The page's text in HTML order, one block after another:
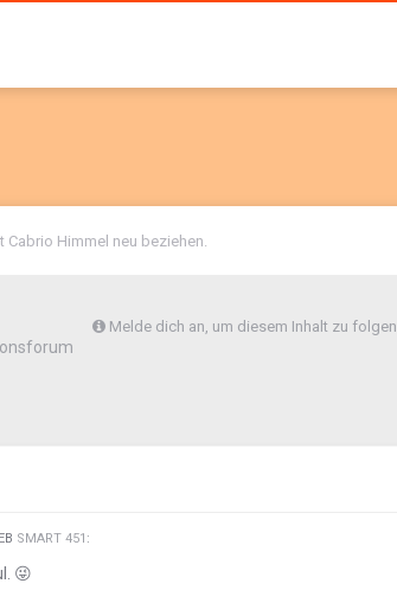
Cabrio Himmel neu beziehen.
Melde dich an, um diesem Inhalt zu folgen
SMART 451 :
😜